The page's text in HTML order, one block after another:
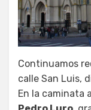
Continuamos
calle San Luis,
En la caminata